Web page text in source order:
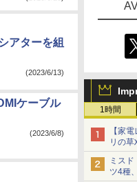
1時間
【家
リの
ミス
ツ4種
アターを組
(2023/6/13)
ケーブル
(2023/6/8)